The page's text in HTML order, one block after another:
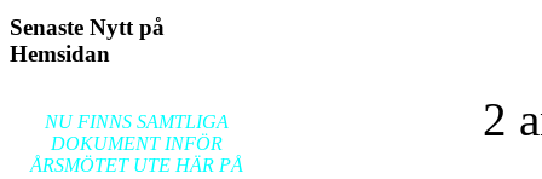
Senaste Nytt på
Hemsidan
NU FINNS SAMTLIGA
DOKUMENT INFÖR
ÅRSMÖTET UTE HÄR PÅ
2